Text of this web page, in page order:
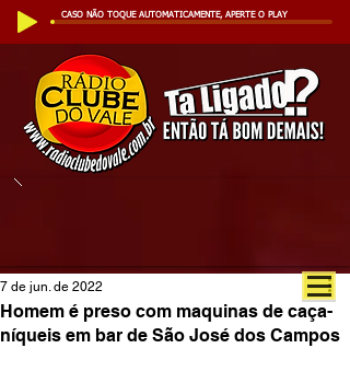
CASO NÃO TOQUE AUTOMATICAMENTE, APERTE O PLAY
Homem é preso com maquinas de caça-
níqueis em bar de São José dos Campos
7 de jun. de 2022